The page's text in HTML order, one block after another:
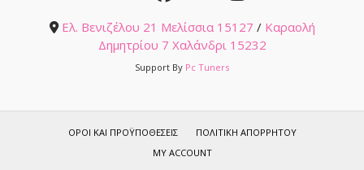
Ελ. Βενιζέλου 21 Μελίσσια 15127 / Καραολή
Δημητρίου 7 Χαλάνδρι 15232
Support By Pc Tuners
ΌΡΟΙ ΚΑΙ ΠΡΟΫΠΟΘΈΣΕΙΣ
ΠΟΛΙΤΙΚΉ ΑΠΟΡΡΉΤΟΥ
MY ACCOUNT